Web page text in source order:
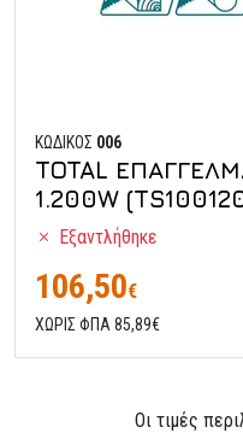
ΚΩΔΙΚΟΣ 006
TOTAL
1.200W
Εξαντλήθηκε
106,50€
ΧΩΡΙΣ ΦΠΑ 85,89€
Οι τιμές